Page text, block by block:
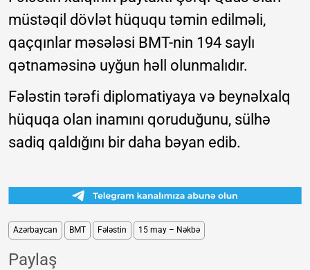
müstəqil dövlət hüququ təmin edilməli,
qaçqınlar məsələsi BMT-nin 194 saylı
qətnaməsinə uyğun həll olunmalıdır.
Fələstin tərəfi diplomatiyaya və beynəlxalq
hüquqa olan inamını qoruduğunu, sülhə
sadiq qaldığını bir daha bəyan edib.
Azərbaycan BMT Fələstin 15 may – Nəkbə
Paylaş